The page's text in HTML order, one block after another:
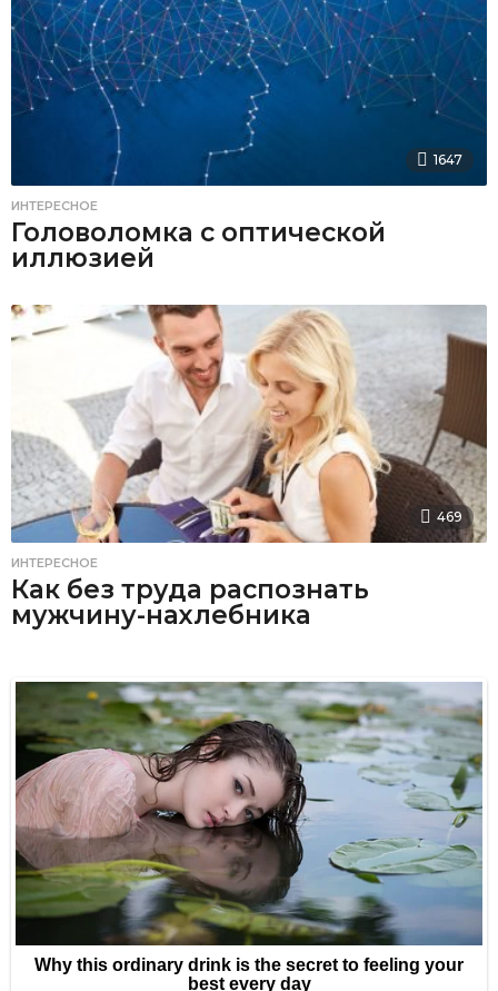
1647
ИНТЕРЕСНОЕ
Головоломка с оптической
иллюзией
469
ИНТЕРЕСНОЕ
Как без труда распознать
мужчину-нахлебника